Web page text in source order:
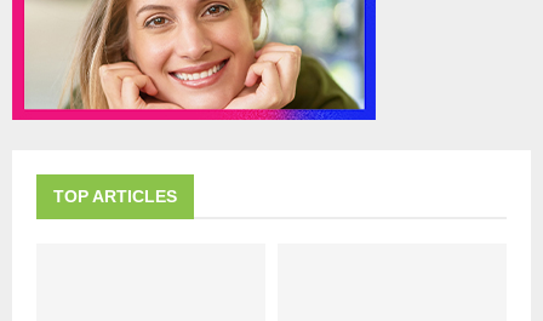
TOP ARTICLES